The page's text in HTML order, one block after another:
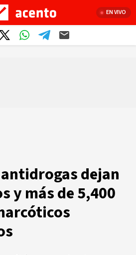
EN VIVO
dejan
y más de 5,400